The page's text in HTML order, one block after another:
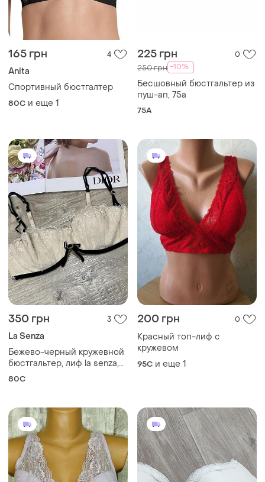
165 грн 4
Anita
Спортивный бюстгалтер
80C и еще 1
225 грн 0
250 грн -10%
Бесшовный бюстгальтер из
пуш-ап, 75а
75A
350 грн 3
La Senza
Бежево-черный кружевной
бюстгальтер, лиф la senza,
р.80c
80C
200 грн 0
Красный топ-лиф с
кружевом
95C и еще 1